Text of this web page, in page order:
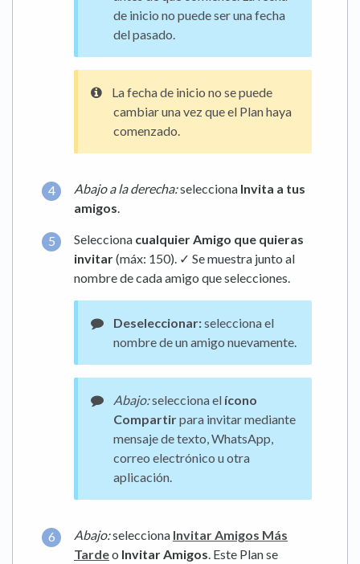
de inicio no puede ser una fecha
del pasado.
La fecha de inicio no se puede
cambiar una vez que el Plan haya
comenzado.
Abajo a la derecha:selecciona Invita a tus
amigos
Selecciona cualquier Amigo que quieras
invitar(máx: 150). ✓ Se muestra junto al
nombre de cada amigo que selecciones.
Deseleccionar:selecciona el
nombre de un amigo nuevamente.
Abajo:selecciona el ícono
Compartirpara invitar mediante
mensaje de texto, WhatsApp,
correo electrónico u otra
aplicación.
Abajo:selecciona Invitar Amigos Más
Tardeo Invitar Amigos. Este Plan se